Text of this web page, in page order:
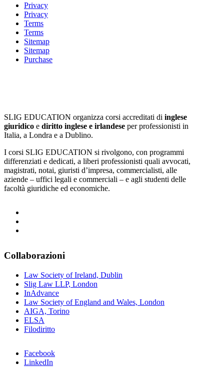
Privacy
Privacy
Terms
Terms
Sitemap
Sitemap
Purchase
SLIG EDUCATION organizza corsi accreditati di inglese
giuridico e diritto inglese e irlandese per professionisti in
Italia, a Londra e a Dublino.
I corsi SLIG EDUCATION si rivolgono, con programmi
differenziati e dedicati, a liberi professionisti quali avvocati,
magistrati, notai, giuristi d’impresa, commercialisti, alle
aziende – uffici legali e commerciali – e agli studenti delle
facoltà giuridiche ed economiche.
Collaborazioni
Law Society of Ireland, Dublin
Slig Law LLP, London
InAdvance
Law Society of England and Wales, London
AIGA, Torino
ELSA
Filodiritto
Facebook
LinkedIn